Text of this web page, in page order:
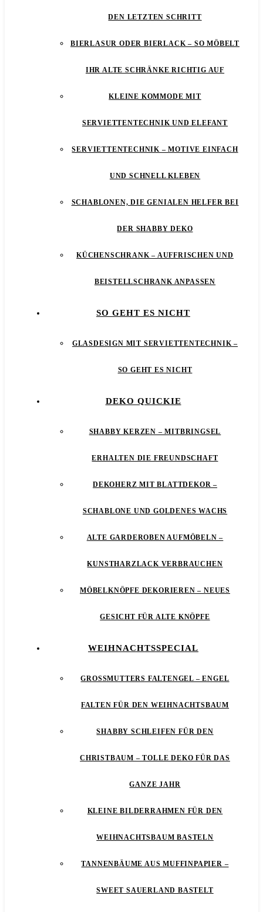
DEN LETZTEN SCHRITT
BIERLASUR ODER BIERLACK – SO MÖBELT
IHR ALTE SCHRÄNKE RICHTIG AUF
KLEINE KOMMODE MIT
SERVIETTENTECHNIK UND ELEFANT
SERVIETTENTECHNIK – MOTIVE EINFACH
UND SCHNELL KLEBEN
SCHABLONEN, DIE GENIALEN HELFER BEI
DER SHABBY DEKO
KÜCHENSCHRANK – AUFFRISCHEN UND
BEISTELLSCHRANK ANPASSEN
SO GEHT ES NICHT
GLASDESIGN MIT SERVIETTENTECHNIK –
SO GEHT ES NICHT
DEKO QUICKIE
SHABBY KERZEN – MITBRINGSEL
ERHALTEN DIE FREUNDSCHAFT
DEKOHERZ MIT BLATTDEKOR –
SCHABLONE UND GOLDENES WACHS
ALTE GARDEROBEN AUFMÖBELN –
KUNSTHARZLACK VERBRAUCHEN
MÖBELKNÖPFE DEKORIEREN – NEUES
GESICHT FÜR ALTE KNÖPFE
WEIHNACHTSSPECIAL
GROSSMUTTERS FALTENGEL – ENGEL F
ALTEN FÜR DEN WEIHNACHTSBAUM
SHABBY SCHLEIFEN FÜR DEN
CHRISTBAUM – TOLLE DEKO FÜR DAS
GANZE JAHR
KLEINE BILDERRAHMEN FÜR DEN
WEIHNACHTSBAUM BASTELN
TANNENBÄUME AUS MUFFINPAPIER –
SWEET SAUERLAND BASTELT